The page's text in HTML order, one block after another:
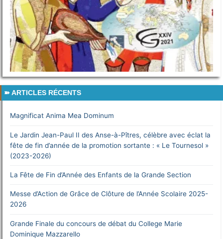
ARTICLES RÉCENTS
Magnificat Anima Mea Dominum
Le Jardin Jean-Paul II des Anse-à-Pîtres, célèbre avec éclat la
fête de fin d’année de la promotion sortante : « Le Tournesol »
(2023-2026)
La Fête de Fin d’Année des Enfants de la Grande Section
Messe d’Action de Grâce de Clôture de l’Année Scolaire 2025-
2026
Grande Finale du concours de débat du College Marie
Dominique Mazzarello